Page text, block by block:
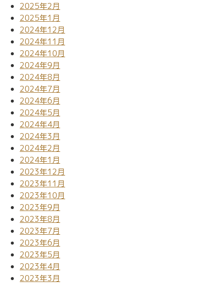
2025年2月
2025年1月
2024年12月
2024年11月
2024年10月
2024年9月
2024年8月
2024年7月
2024年6月
2024年5月
2024年4月
2024年3月
2024年2月
2024年1月
2023年12月
2023年11月
2023年10月
2023年9月
2023年8月
2023年7月
2023年6月
2023年5月
2023年4月
2023年3月